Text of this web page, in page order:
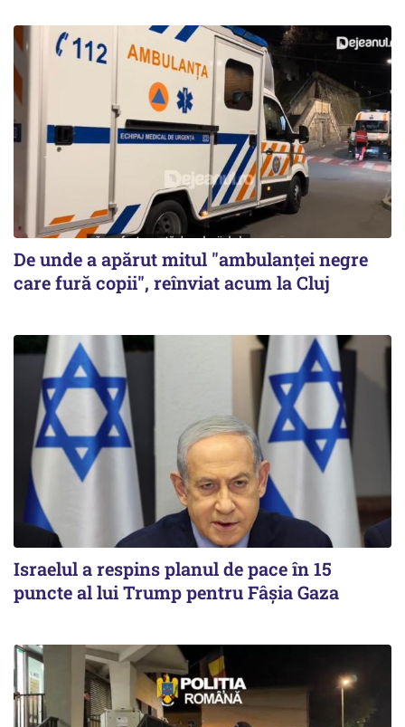
De unde a apărut mitul "ambulanței negre
care fură copii", reînviat acum la Cluj
Israelul a respins planul de pace în 15
puncte al lui Trump pentru Fâșia Gaza